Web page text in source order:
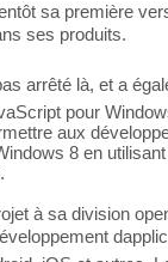
sa première
ses produits.
arrêté là, et a
pour
aux
8 en
à sa division